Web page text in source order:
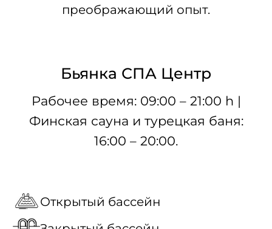
преображающий опыт.
Бьянка СПА Центр
Рабочее время: 09:00 – 21:00 h |
Финская сауна и турецкая баня:
16:00 – 20:00.
Открытый бассейн